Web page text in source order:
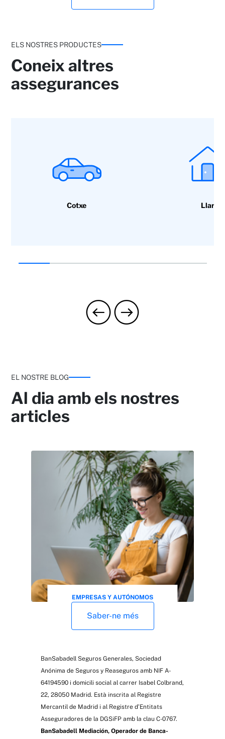
ELS NOSTRES PRODUCTES
Coneix altres
assegurances
Cotxe Llar
EL NOSTRE BLOG
Al dia amb els nostres
articles
EMPRESAS Y AUTÓNOMOS
1 minut
Autònoms/es: per què
Saber-ne més
BanSabadell Seguros Generales, Sociedad
Anónima de Seguros y Reaseguros amb NIF A-
64194590 i domicili social al carrer Isabel Colbrand,
22, 28050 Madrid. Està inscrita al Registre
Mercantil de Madrid i al Registre d’Entitats
Asseguradores de la DGSiFP amb la clau C-0767.
BanSabadell Mediación, Operador de Banca-